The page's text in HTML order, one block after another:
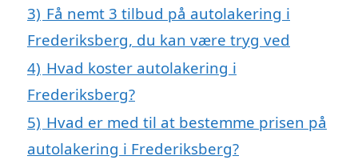
3) Få nemt 3 tilbud på autolakering i
Frederiksberg, du kan være tryg ved
4) Hvad koster autolakering i
Frederiksberg?
5) Hvad er med til at bestemme prisen på
autolakering i Frederiksberg?